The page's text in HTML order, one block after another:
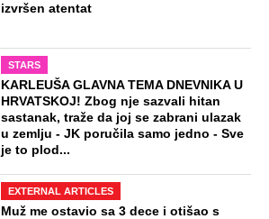
izvršen atentat
STARS
KARLEUŠA GLAVNA TEMA DNEVNIKA U
HRVATSKOJ! Zbog nje sazvali hitan
sastanak, traže da joj se zabrani ulazak
u zemlju - JK poručila samo jedno - Sve
je to plod...
EXTERNAL ARTICLES
Muž me ostavio sa 3 dece i otišao s